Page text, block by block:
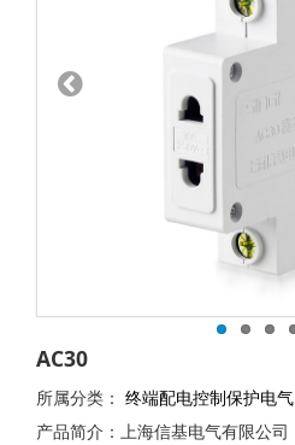
AC30
所属分类： 终端配电控制保护电气
产品简介：上海信基电气有限公司